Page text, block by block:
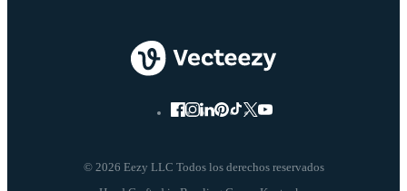
© 2026 Eezy LLC Todos los derechos reservados